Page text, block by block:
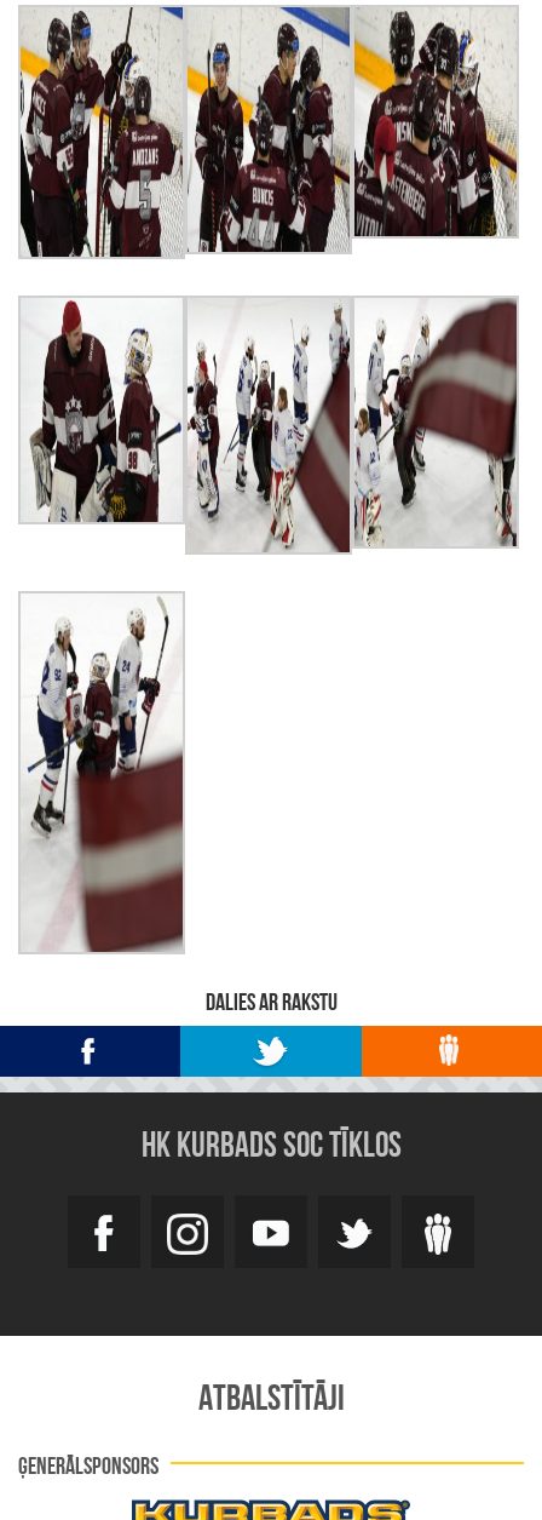
DALIES AR RAKSTU
HK KURBADS SOC TĪKLOS
ATBALSTĪTĀJI
ĢENERĀLSPONSORS